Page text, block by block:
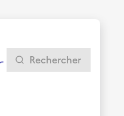
Rechercher